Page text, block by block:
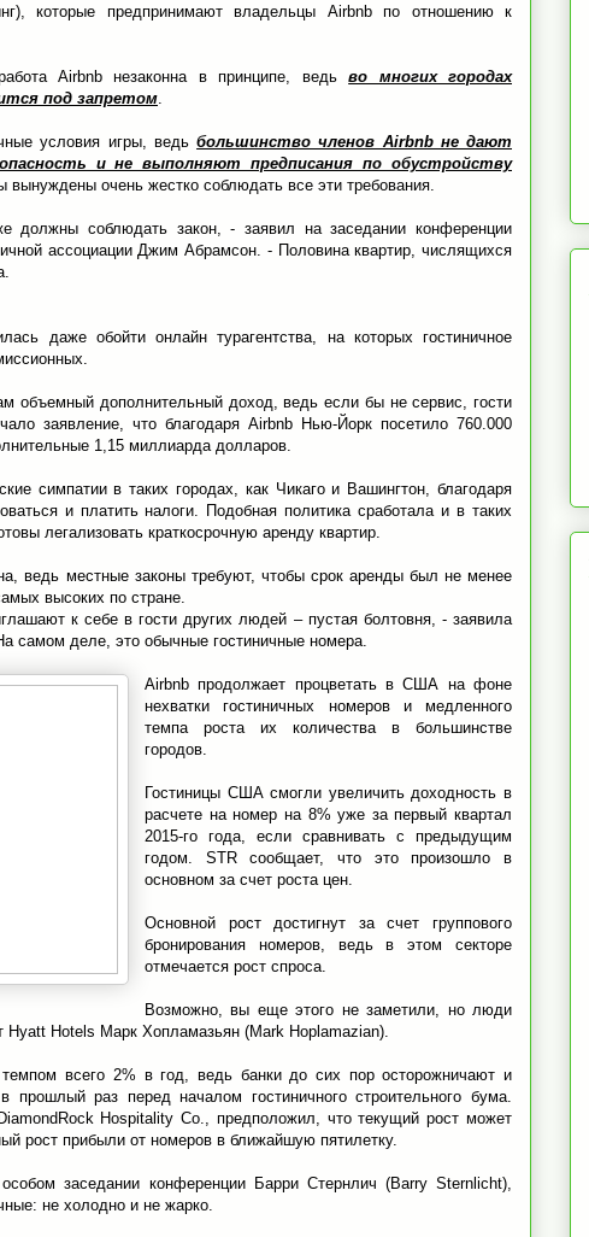
которые предпринимают владельцы Airbnb по отношению к
Airbnb незаконна в принципе, ведьво многих городах
под запретом
условия игры, ведьбольшинство членов Airbnb не дают
и не выполняют предписания по обустройству
вынуждены очень жестко соблюдать все эти требования.
должны соблюдать закон, - заявил на заседании конференции
ассоциации Джим Абрамсон. - Половина квартир, числящихся
даже обойти онлайн турагентства, на которых гостиничное
объемный дополнительный доход, ведь если бы не сервис, гости
заявление, что благодаря Airbnb Нью-Йорк посетило 760.000
1,15 миллиарда долларов.
симпатии в таких городах, как Чикаго и Вашингтон, благодаря
и платить налоги. Подобная политика сработала и в таких
легализовать краткосрочную аренду квартир.
ведь местные законы требуют, чтобы срок аренды был не менее
высоких по стране.
к себе в гости других людей – пустая болтовня, - заявила
самом деле, это обычные гостиничные номера.
Airbnb продолжает процветать в США на фоне
нехватки гостиничных номеров и медленного
темпа роста их количества в большинстве
городов.
Гостиницы США смогли увеличить доходность в
расчете на номер на 8% уже за первый квартал
2015-го года, если сравнивать с предыдущим
годом. STR сообщает, что это произошло в
основном за счет роста цен.
Основной рост достигнут за счет группового
бронирования номеров, ведь в этом секторе
отмечается рост спроса.
Возможно, вы еще этого не заметили, но люди
Hyatt Hotels Марк Хопламазьян (Mark Hoplamazian).
всего 2% в год, ведь банки до сих пор осторожничают и
раз перед началом гостиничного строительного бума.
Hospitality Co., предположил, что текущий рост может
рост прибыли от номеров в ближайшую пятилетку.
заседании конференции Барри Стернлич (Barry Sternlicht),
не холодно и не жарко.